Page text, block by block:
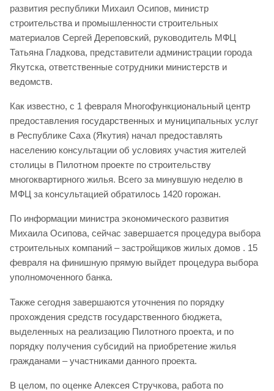
развития республики Михаил Осипов, министр
строительства и промышленности строительных
материалов Сергей Дереповский, руководитель МФЦ
Татьяна Гладкова, представители администрации города
Якутска, ответственные сотрудники министерств и
ведомств.
Как известно, с 1 февраля Многофункциональный центр
предоставления государственных и муниципальных услуг
в Республике Саха (Якутия) начал предоставлять
населению консультации об условиях участия жителей
столицы в Пилотном проекте по строительству
многоквартирного жилья. Всего за минувшую неделю в
МФЦ за консультацией обратилось 1420 горожан.
По информации министра экономического развития
Михаила Осипова, сейчас завершается процедура выбора
строительных компаний – застройщиков жилых домов . 15
февраля на финишную прямую выйдет процедура выбора
уполномоченного банка.
Также сегодня завершаются уточнения по порядку
прохождения средств государственного бюджета,
выделенных на реализацию Пилотного проекта, и по
порядку получения субсидий на приобретение жилья
гражданами – участниками данного проекта.
В целом, по оценке Алексея Стручкова, работа по